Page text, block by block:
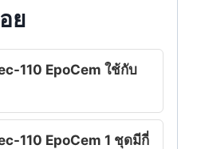
ย
110 EpoCem ใช้กับ
110 EpoCem 1 ชุดมีกี่